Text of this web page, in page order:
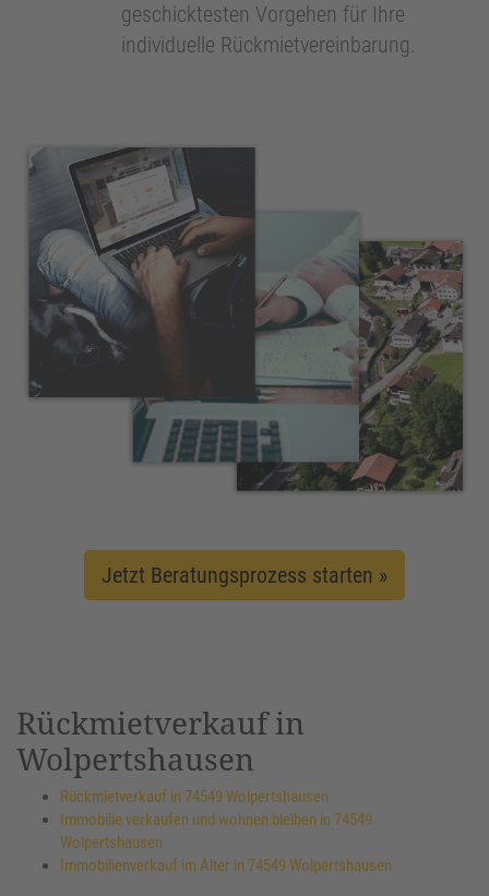
geschicktesten Vorgehen für Ihre
individuelle Rückmietvereinbarung.
Jetzt Beratungsprozess starten »
Rückmietverkauf in
Wolpertshausen
Rückmietverkauf in 74549 Wolpertshausen
Immobilie verkaufen und wohnen bleiben in 74549
Wolpertshausen
Immobilienverkauf im Alter in 74549 Wolpertshausen